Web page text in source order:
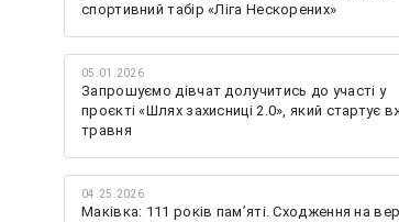
спортивний табір «Ліга Нескорених»
05.01.2026
Запрошуємо дівчат долучитись до участі у
проєкті «Шлях захисниці 2.0», який стартує
травня
04.25.2026
Маківка: 111 років пам’яті. Сходження на